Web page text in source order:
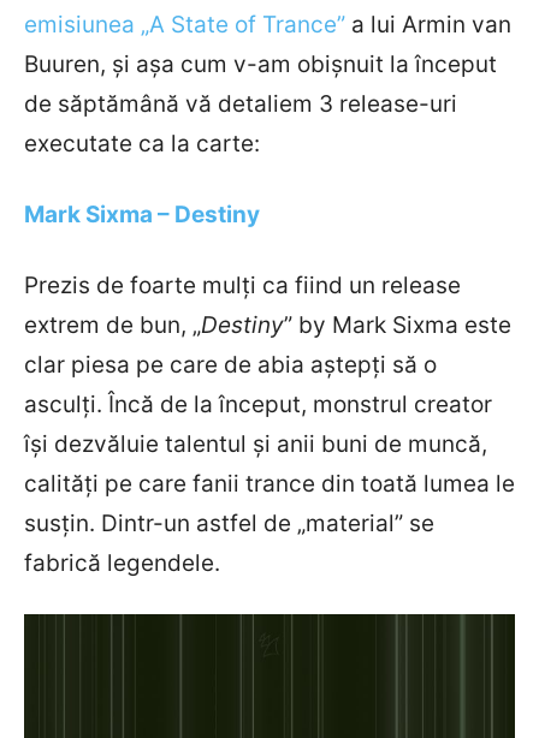
emisiunea „A State of Trance” a lui Armin van
Buuren, și așa cum v-am obișnuit la început
de săptămână vă detaliem 3 release-uri
executate ca la carte:
Mark Sixma – Destiny
Prezis de foarte mulți ca fiind un release
extrem de bun, „Destiny” by Mark Sixma este
clar piesa pe care de abia aștepți să o
asculți. Încă de la început, monstrul creator
își dezvăluie talentul și anii buni de muncă,
calități pe care fanii trance din toată lumea le
susțin. Dintr-un astfel de „material” se
fabrică legendele.